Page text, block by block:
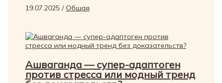
19.07.2025 / Общая
Ашваганда — супер-адаптоген
против стресса или модный тренд